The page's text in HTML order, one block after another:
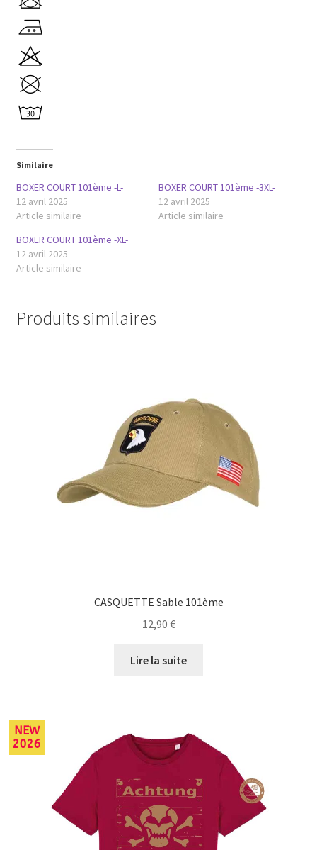
Similaire
BOXER COURT 101ème -L-
12 avril 2025
Article similaire
BOXER COURT 101ème -3XL-
12 avril 2025
Article similaire
BOXER COURT 101ème -XL-
12 avril 2025
Article similaire
Produits similaires
CASQUETTE Sable 101ème
12,90 €
Lire la suite
NEW
2026